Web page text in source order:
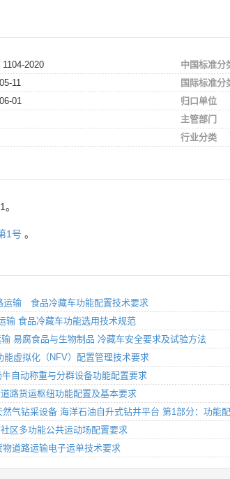
2020
11
01
中国标准分
国际标准分
归口单位
主管部门
行业分类
1号 。
输 食品冷藏车功能配置技术要求
输 食品冷藏车功能选用技术规范
易腐食品与生物制品 冷藏车安全要求及试验方法
虚拟化（NFV）配置管理技术要求
自动称重与分群设备功能配置要求
路货运枢纽功能配置及基本要求
气钻采设备 海洋石油自升式钻井平台 第1部分：功能
区多功能公共运动场配置要求
道路运输电子运单技术要求